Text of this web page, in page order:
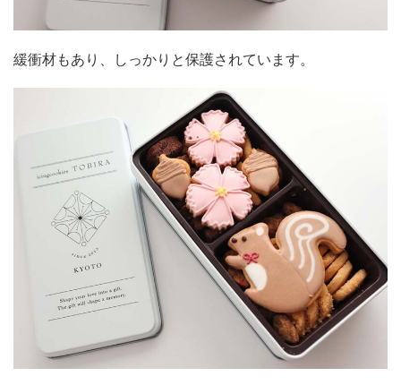
緩衝材もあり、しっかりと保護されています。